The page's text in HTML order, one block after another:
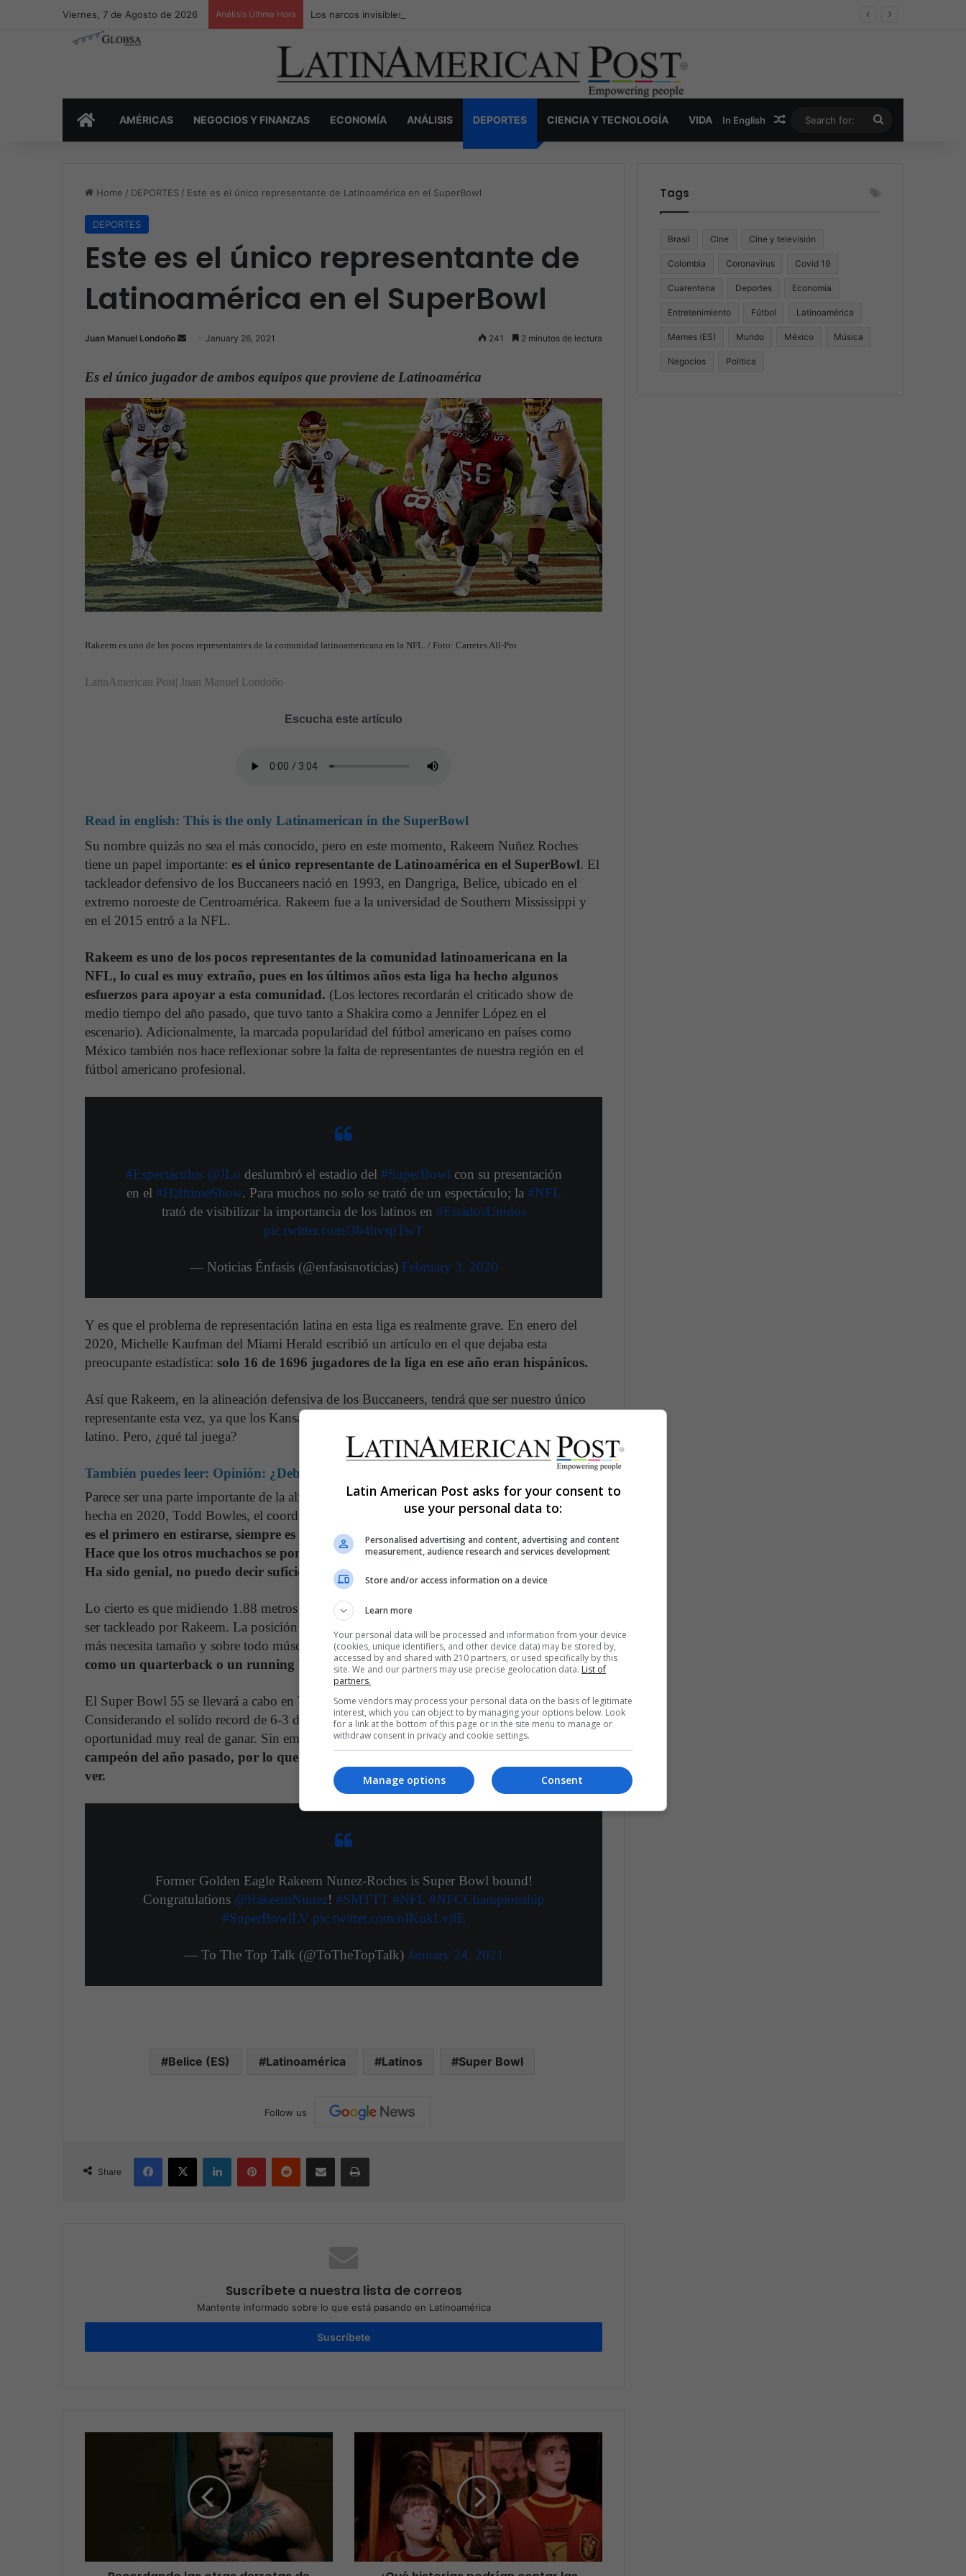
Viernes, 7 de Agosto de 2026 Análisis Última Hora Los narcos invisibles de Colombia: la guerra secreta por la verdad, el poder y la nueva economía de la droga
INICIOAMÉRICAS NEGOCIOS Y FINANZAS ECONOMÍA ANÁLISIS DEPORTES CIENCIA Y TECNOLOGÍA VIDA In English Random Article
for:
Home / DEPORTES / Este es el único representante de Latinoamérica en el SuperBowl
DEPORTES
Este es el único representante de
Latinoamérica en el SuperBowl
Juan Manuel Londoño
n
a
e
m
January 26, 2021 241 2 minutos de lectura
Es el único jugador de ambos equipos que proviene de Latinoamérica
Rakeem es uno de los pocos representantes de la comunidad latinoamericana en la NFL. / Foto: Carretes All-Pro
LatinAmerican Post| Juan Manuel Londoño
Escucha este artículo
Read in english: This is the only Latinamerican in the SuperBowl
Su nombre quizás no sea el más conocido, pero en este momento, Rakeem Nuñez Roches
tiene un papel importante: es el único representante de Latinoamérica en el SuperBowl. El
tackleador defensivo de los Buccaneers nació en 1993, en Dangriga, Belice, ubicado en el
extremo noroeste de Centroamérica. Rakeem fue a la universidad de Southern Mississippi y
en el 2015 entró a la NFL.
Rakeem es uno de los pocos representantes de la comunidad latinoamericana en la
NFL, lo cual es muy extraño, pues en los últimos años esta liga ha hecho algunos
esfuerzos para apoyar a esta comunidad. (Los lectores recordarán el criticado show de
medio tiempo del año pasado, que tuvo tanto a Shakira como a Jennifer López en el
escenario). Adicionalmente, la marcada popularidad del fútbol americano en países como
México también nos hace reflexionar sobre la falta de representantes de nuestra región en el
fútbol americano profesional.
#Espectáculos @JLo deslumbró el estadio del #SuperBowlcon su presentación
en el #HalftimeShow. Para muchos no solo se trató de un espectáculo; la #NFL
trató de visibilizar la importancia de los latinos en #EstadosUnidos
pic.twitter.com/3b4hvspTwT
— Noticias Énfasis (@enfasisnoticias) February 3, 2020
Y es que el problema de representación latina en esta liga es realmente grave. En enero del
2020, Michelle Kaufman del Miami Herald escribió un artículo en el que dejaba esta
preocupante estadística: solo 16 de 1696 jugadores de la liga en ese año eran hispánicos.
Así que Rakeem, en la alineación defensiva de los Buccaneers, tendrá que ser nuestro único
representante esta vez, ya que los Kansas City Chiefs no tienen ni un solo jugador
latino. Pero, ¿qué tal juega?
También puedes leer: Opinión: ¿Deberían los deportistas involucrarse en la política?
Parece ser una parte importante de la alineación defensiva de su equipo. En una entrevista
hecha en 2020, Todd Bowles, el coordinador defensivo de su equipo comentó que “siempre
es el primero en estirarse, siempre es el más ruidoso en los entrenamientos en el campo.
Hace que los otros muchachos se pongan en marcha y ha sido un placer tenerlo cerca.
Ha sido genial, no puedo decir suficientes cosas buenas sobre él”.
Lo cierto es que midiendo 1.88 metros y con un peso de 139 kg, a cualquiera le daría miedo
ser tackleado por Rakeem. La posición en la que juega también es reconocida por ser la que
más necesita tamaño y sobre todo músculo.
Es un papel clave que a veces no brilla tanto
como un quarterback o un running back, pero que aún así es importante.
El Super Bowl 55 se llevará a cabo en Tampa, Florida, en la casa de los Buccaneers.
Considerando el solído record de 6-3 de Tom Brady en este evento, los Bucs tienen una
oportunidad muy real de ganar. Sin embargo,no hay que olvidar que se enfrentan al
campeón del año pasado, por lo que será un evento muy interesante y emocionante de
ver.
Former Golden Eagle Rakeem Nunez-Roches is Super Bowl bound!
Congratulations @RakeemNunez! #SMTTT #NFL #NFCChampionship
#SuperBowlLV pic.twitter.com/nIKukLvjfE
— To The Top Talk (@ToTheTopTalk) January 24, 2021
Belice (ES) Latinoamérica Latinos Super Bowl
Follow us
Share
Suscríbete a nuestra lista de correos
Mantente informado sobre lo que está pasando en Latinoamérica
Suscríbete
Tags
Brasil Cine Cine y televisión
Colombia Coronavirus Covid 19
Cuarentena Deportes Economía
Entretenimiento Fútbol Latinoamérica
Memes (ES) Mundo México Música
Negocios Politica
Latin American Post asks for your consent to
use your personal data to:
Personalised advertising and content, advertising and content
measurement, audience research and services development
Store and/or access information on a device
Learn more
Your personal data will be processed and information from your device
(cookies, unique identifiers, and other device data) may be stored by,
accessed by and shared with 210 partners, or used specifically by this
site. We and our partners may use precise geolocation data. List of
partners.
Some vendors may process your personal data on the basis of legitimate
interest, which you can object to by managing your options below. Look
for a link at the bottom of this page or in the site menu to manage or
withdraw consent in privacy and cookie settings.
Consent
Manage options